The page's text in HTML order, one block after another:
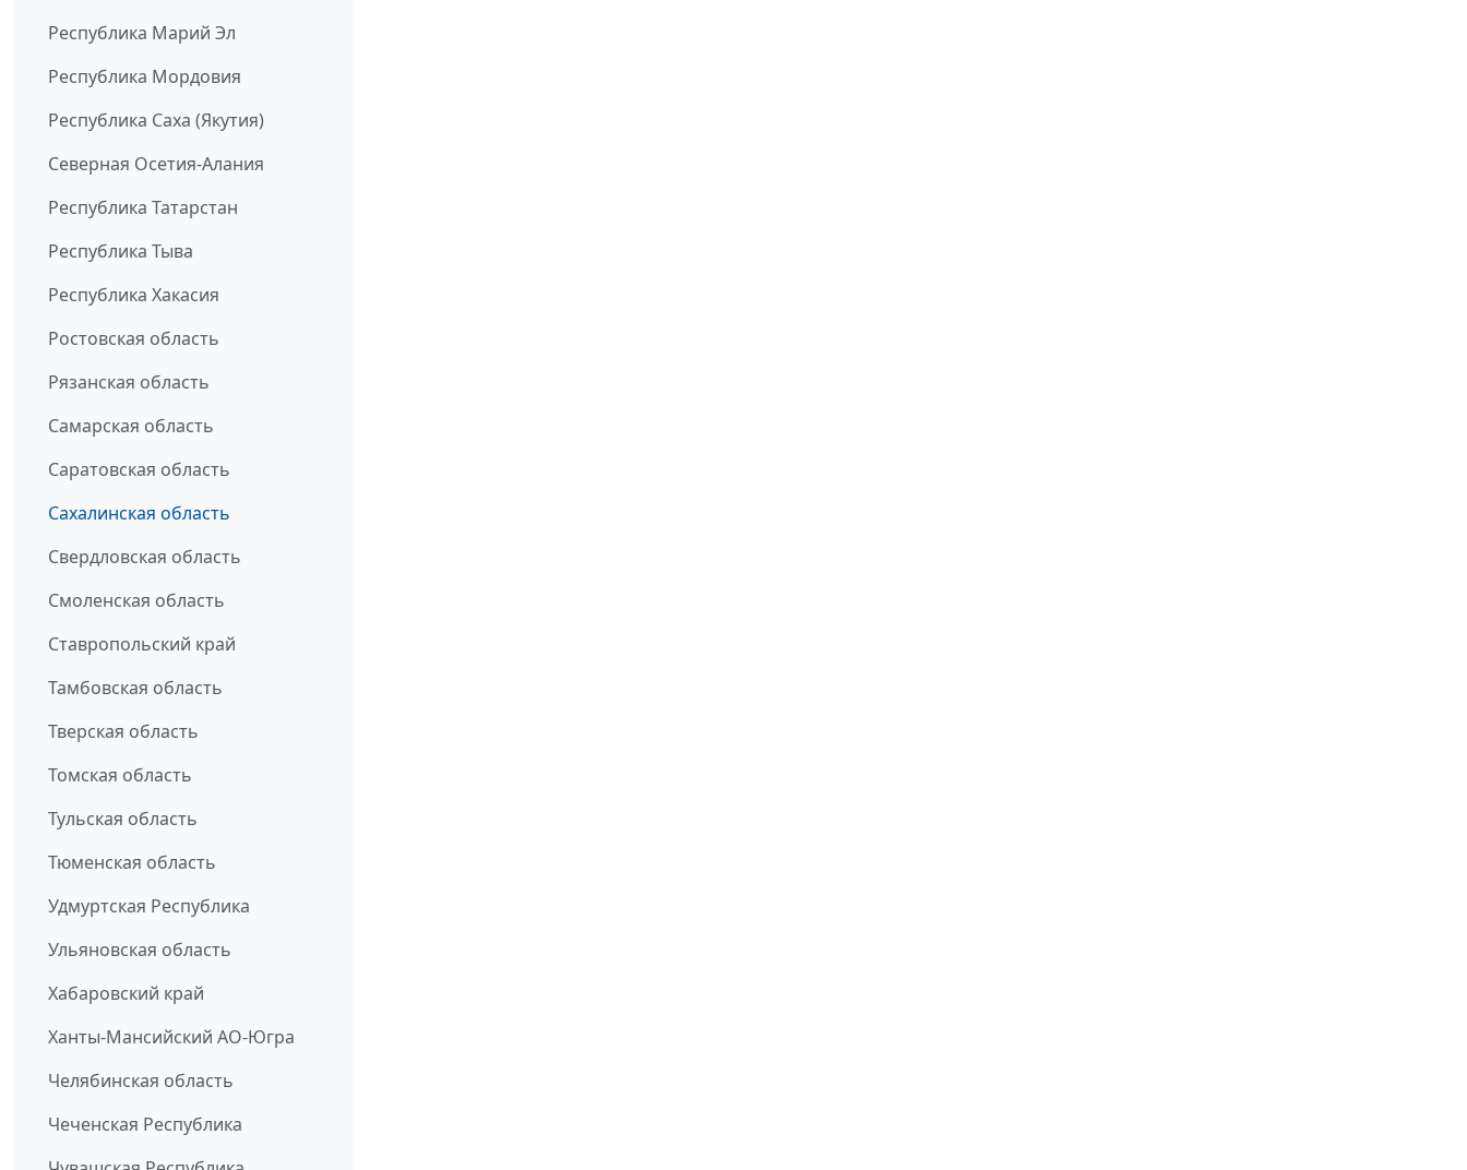
Республика Марий Эл
Республика Мордовия
Республика Саха (Якутия)
Северная Осетия-Алания
Республика Татарстан
Республика Тыва
Республика Хакасия
Ростовская область
Рязанская область
Самарская область
Саратовская область
Сахалинская область
Свердловская область
Смоленская область
Ставропольский край
Тамбовская область
Тверская область
Томская область
Тульская область
Тюменская область
Удмуртская Республика
Ульяновская область
Хабаровский край
Ханты-Мансийский АО-Югра
Челябинская область
Чеченская Республика